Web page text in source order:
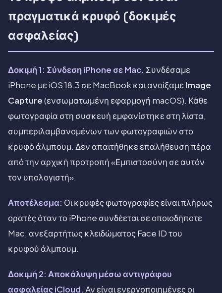
πραγματικά κρυφό (δοκιμές
ασφαλείας)
Δοκιμή 1: Σύνδεση iPhone σε Mac. Συνδέσαμε
iPhone με iOS 18.3 σε MacBook και ανοίξαμεImage
Capture(ενσωματωμένη εφαρμογή macOS). Κάθε
φωτογραφία στη συσκευή εμφανίστηκε στη λίστα,
συμπεριλαμβανομένων των φωτογραφιών στο
κρυφό άλμπουμ. Δεν απαιτήθηκε επαλήθευση πέρα
από την αρχική προτροπή «Εμπιστοσύνη σε αυτόν
τον υπολογιστή».
Αποτέλεσμα: Οι κρυφές φωτογραφίες είναι πλήρως
ορατές όταν το iPhone συνδέεται σε οποιοδήποτε
Mac, ανεξαρτήτως κλειδώματος Face ID του
κρυφού άλμπουμ.
Δοκιμή 2: Αποκάλυψη μέσω αντιγράφου
ασφαλείας iCloud. Αν είναι ενεργοποιημένες οι